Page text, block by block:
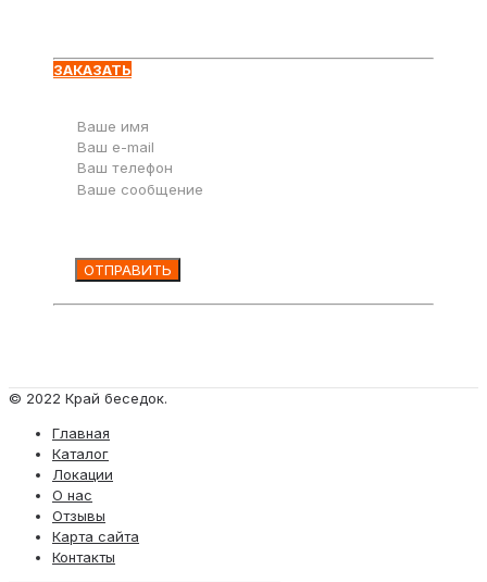
ЗАКАЗАТЬ
© 2022 Край беседок.
Главная
Каталог
Локации
О нас
Отзывы
Карта сайта
Контакты